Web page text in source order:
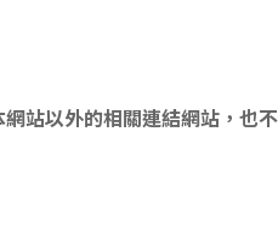
站以外的相關連結網站，也